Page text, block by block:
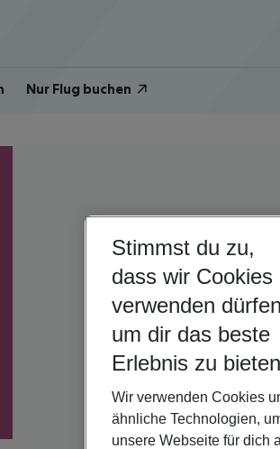
Nur Flug buchen
Stimmst du zu,
dass wir Cookies
verwenden
um dir das beste
Erlebnis zu
Wir verwenden Cookies
ähnliche Technologien,
unsere Webseite für dich